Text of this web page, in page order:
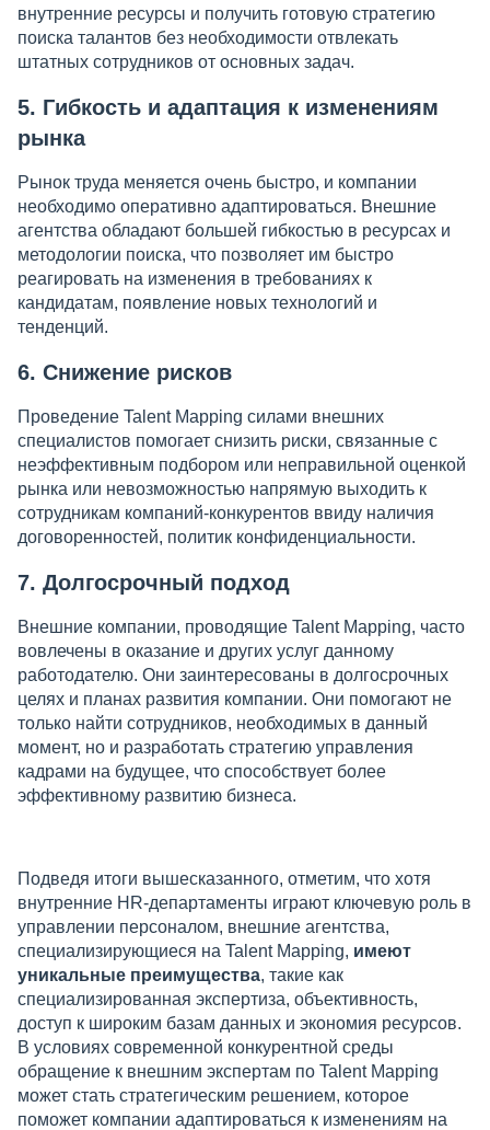
внутренние ресурсы и получить готовую стратегию
поиска талантов без необходимости отвлекать
штатных сотрудников от основных задач.
5. Гибкость и адаптация к изменениям
рынка
Рынок труда меняется очень быстро, и компании
необходимо оперативно адаптироваться. Внешние
агентства обладают большей гибкостью в ресурсах и
методологии поиска, что позволяет им быстро
реагировать на изменения в требованиях к
кандидатам, появление новых технологий и
тенденций.
6. Снижение рисков
Проведение Talent Mapping силами внешних
специалистов помогает снизить риски, связанные с
неэффективным подбором или неправильной оценкой
рынка или невозможностью напрямую выходить к
сотрудникам компаний-конкурентов ввиду наличия
договоренностей, политик конфиденциальности.
7. Долгосрочный подход
Внешние компании, проводящие Talent Mapping, часто
вовлечены в оказание и других услуг данному
работодателю. Они заинтересованы в долгосрочных
целях и планах развития компании. Они помогают не
только найти сотрудников, необходимых в данный
момент, но и разработать стратегию управления
кадрами на будущее, что способствует более
эффективному развитию бизнеса.
Подведя итоги вышесказанного, отметим, что хотя
внутренние HR-департаменты играют ключевую роль в
управлении персоналом, внешние агентства,
специализирующиеся на Talent Mapping, имеют
уникальные преимущества, такие как
специализированная экспертиза, объективность,
доступ к широким базам данных и экономия ресурсов.
В условиях современной конкурентной среды
обращение к внешним экспертам по Talent Mapping
может стать стратегическим решением, которое
поможет компании адаптироваться к изменениям на